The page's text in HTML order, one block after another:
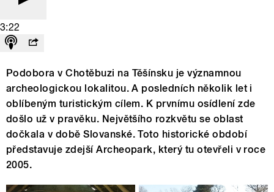
3:22
Podobora v Chotěbuzi na Těšínsku je významnou
archeologickou lokalitou. A posledních několik let i
oblíbeným turistickým cílem. K prvnímu osídlení zde
došlo už v pravěku. Největšího rozkvětu se oblast
dočkala v době Slovanské. Toto historické období
představuje zdejší Archeopark, který tu otevřeli v roce
2005.